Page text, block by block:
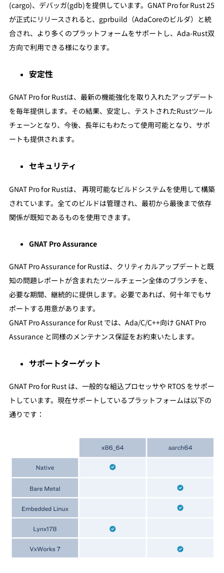
(cargo)、デバッガ(gdb)を提供しています。GNAT Pro for Rust 25
が正式にリリースされると、gprbuild（AdaCoreのビルダ）と統
合され、より多くのプラットフォームをサポートし、Ada-Rust双
方向で利用できる様になります。
安定性
GNAT Pro for Rustは、最新の機能強化を取り入れたアップデート
を毎年提供します。その結果、安定し、テストされたRustツール
チェーンとなり、今後、長年にもわたって使用可能となり、サポ
ートも提供されます。
セキュリティ
GNAT Pro for Rustは、 再現可能なビルドシステムを使用して構築
されています。全てのビルドは管理され、最初から最後まで依存
関係が既知であるものを使用できます。
GNAT Pro Assurance
GNAT Pro Assurance for Rustは、クリティカルアップデートと既
知の問題レポートが含まれたツールチェーン全体のブランチを、
必要な期間、継続的に提供します。必要であれば、何十年でもサ
ポートする用意があります。
GNAT Pro Assurance for Rust では、Ada/C/C++向け GNAT Pro
Assurance と同様のメンテナンス保証をお約束いたします。
サポートターゲット
GNAT Pro for Rust は、一般的な組込プロセッサや RTOS をサポー
トしています。現在サポートしているプラットフォームは以下の
通りです：